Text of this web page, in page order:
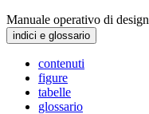
Manuale operativo di design
indici e glossario
contenuti
figure
tabelle
glossario